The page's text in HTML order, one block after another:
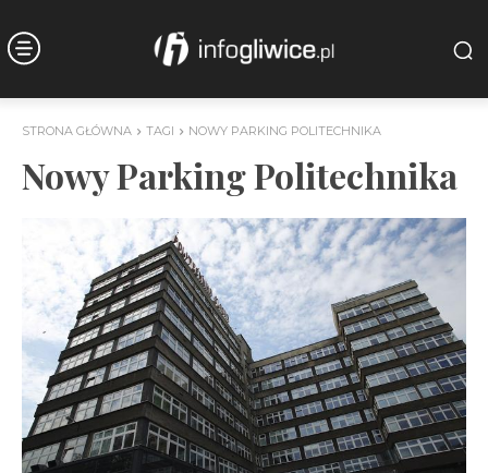
STRONA GŁÓWNA TAGI NOWY PARKING POLITECHNIKA
Nowy Parking Politechnika